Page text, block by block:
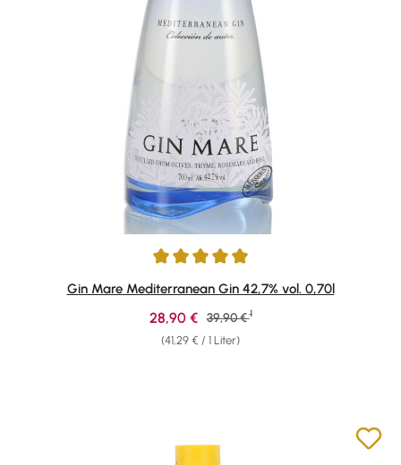
Durchschnittliche Bewertung von 4.91 von 5 Sternen
Gin Mare Mediterranean Gin 42,7% vol. 0,70l
(41,29 € / 1 Liter)
Verkaufspreis:
28,90 € Regulärer Preis:
39,90 € 1